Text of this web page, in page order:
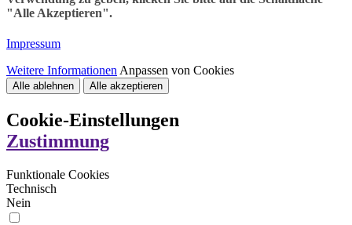
"Alle Akzeptieren".
Impressum
Weitere Informationen Anpassen von Cookies
Alle ablehnen Alle akzeptieren
Cookie-Einstellungen
Zustimmung
Funktionale Cookies
Technisch
Nein